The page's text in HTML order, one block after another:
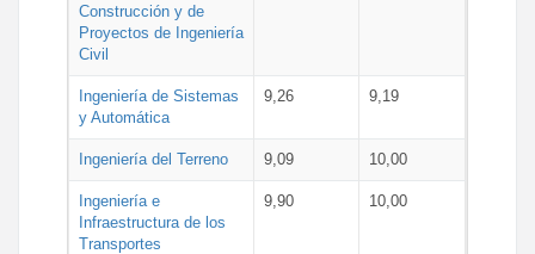
Construcción y de
Proyectos de Ingeniería
Civil
Ingeniería de Sistemas
y Automática
9,26 9,19
Ingeniería del Terreno 9,09 10,00
Ingeniería e
Infraestructura de los
Transportes
9,90 10,00